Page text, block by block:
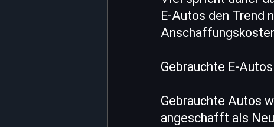
E-Autos den Trend
Gebrauchte E-
Gebrauchte Autos
angeschafft als